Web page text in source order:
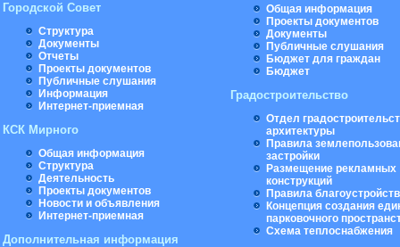
Городской Совет
Структура
Документы
Отчеты
Проекты документов
Публичные слушания
Информация
Интернет-приемная
КСК Мирного
Общая информация
Структура
Деятельность
Проекты документов
Новости и объявления
Интернет-приемная
Дополнительная информация
Общая информация
Проекты документов
Документы
Публичные слушания
Бюджет для граждан
Бюджет
Градостроительство
Отдел
архитектуры
Правила
застройки
Размещение рекламных
конструкций
Правила
Концепция создания
парковочного
Схема теплоснабжения